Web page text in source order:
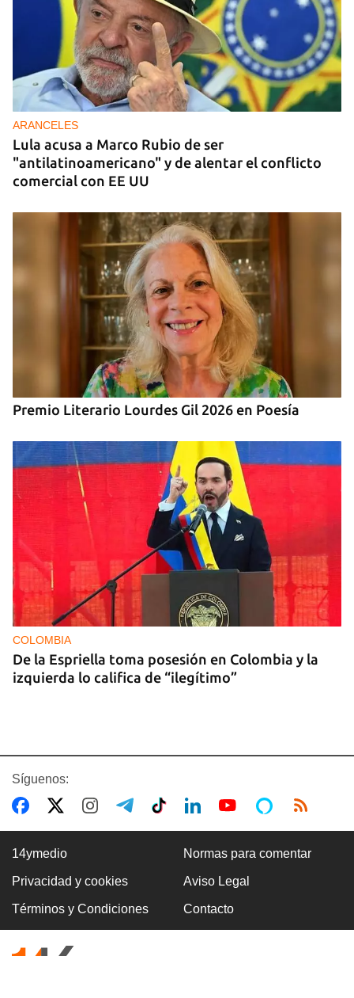
DONACIONES
China entrega otros 5.000 sistemas fotovoltaicos
para zonas rurales de Cuba
ARANCELES
Lula acusa a Marco Rubio de ser
"antilatinoamericano" y de alentar el conflicto
comercial con EE UU
Premio Literario Lourdes Gil 2026 en Poesía
COLOMBIA
De la Espriella toma posesión en Colombia y la
izquierda lo califica de “ilegítimo”
BOXEO
El boxeo masculino cubano se quedó sin títulos
en Santo Domingo
Síguenos:
14ymedio Normas para comentar
Privacidad y cookies Aviso Legal
Términos y Condiciones Contacto